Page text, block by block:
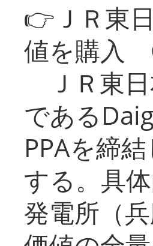
👉ＪＲ東
値を購入
ＪＲ東
である
PPAを締
する。具
発電所（